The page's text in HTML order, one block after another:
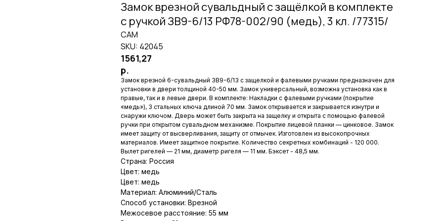
Замок врезной сувальдный с защёлкой в комплекте
с ручкой ЗВ9-6/13 РФ78-002/90 (медь), 3 кл. /77315/
САМ
SKU: 42045
1561,27
р.
Замок врезной 6-сувальдный ЗВ9-6/13 с защелкой и фалевыми ручками предназначен для
установки в двери толщиной 40-50 мм. Замок универсальный, возможна установка как в
правые, так и в левые двери. В комплекте: Накладки с фалевыми ручками (покрытие
«медь»), 3 стальных ключа длиной 70 мм. Замок открывается и закрывается изнутри и
снаружи ключом. Дверь может быть закрыта на защелку и открыта с помощью фалевой
ручки при открытом сувальдном механизме. Покрытие лицевой планки — цинковое. Замок
имеет защиту от высверливания, защиту от отмычек. Изготовлен из высокопрочных
материалов. Имеет защитное покрытие. Количество секретных комбинаций - 120 000.
Вылет ригелей — 21 мм, диаметр ригеля — 11 мм. Бэксет - 48,5 мм.
Страна: Россия
Цвет: медь
Цвет: медь
Материал: Алюминий/Сталь
Способ установки: Врезной
Межосевое расстояние: 55 мм